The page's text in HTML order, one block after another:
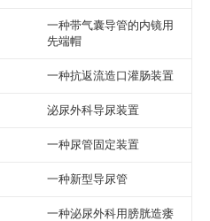
一种带气囊导管的内镜用
先端帽
一种抗返流造口灌肠装置
泌尿外科导尿装置
一种尿管固定装置
一种新型导尿管
一种泌尿外科用膀胱造瘘